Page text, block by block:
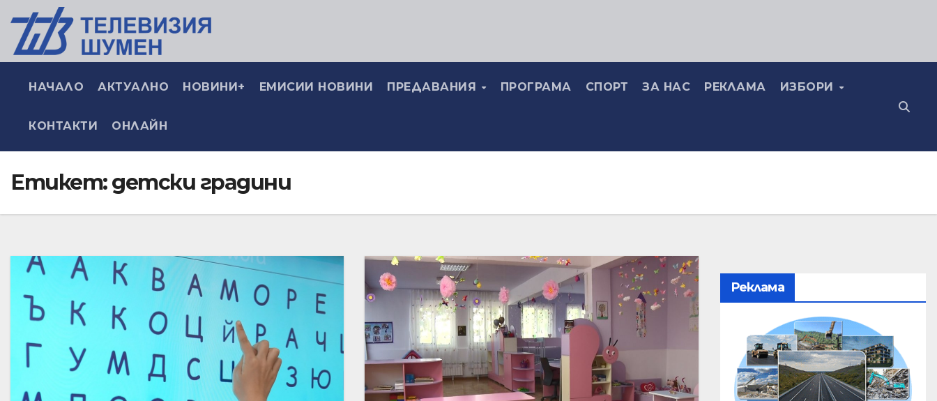
НАЧАЛО АКТУАЛНО НОВИНИ+ ЕМИСИИ НОВИНИ ПРЕДАВАНИЯ ПРОГРАМА СПОРТ ЗА НАС РЕКЛАМА ИЗБОРИ
КОНТАКТИ ОНЛАЙН
Етикет:детски градини
Реклама